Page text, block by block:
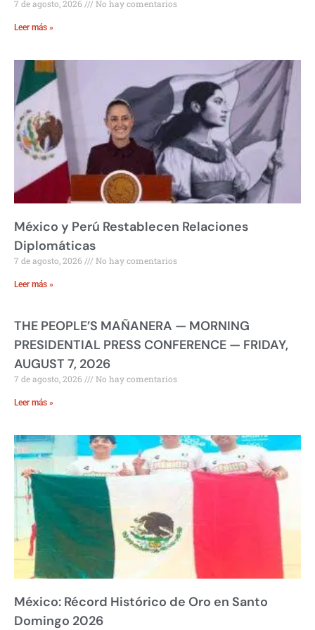
7 de agosto, 2026 No hay comentarios
Leer más »
México y Perú Restablecen Relaciones
Diplomáticas
7 de agosto, 2026 No hay comentarios
Leer más »
THE PEOPLE’S MAÑANERA — MORNING
PRESIDENTIAL PRESS CONFERENCE — FRIDAY,
AUGUST 7, 2026
7 de agosto, 2026 No hay comentarios
Leer más »
México: Récord Histórico de Oro en Santo
Domingo 2026